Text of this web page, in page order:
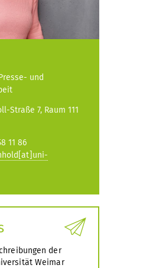
und
Straße 7, Raum 111
11 86
der
Weimar